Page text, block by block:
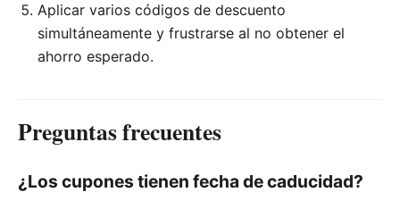
Aplicar varios códigos de descuento
simultáneamente y frustrarse al no obtener el
ahorro esperado.
Preguntas frecuentes
¿Los cupones tienen fecha de caducidad?